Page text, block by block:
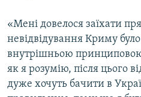
«Мені довелося заїхати
невідвідування Криму
внутрішньою
як я розумію, після цього
дуже хочуть бачити в